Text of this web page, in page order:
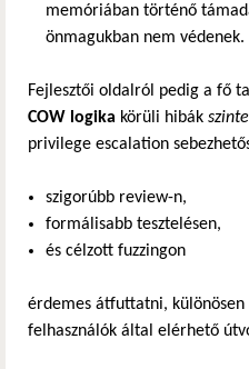
memóriában történő
önmagukban nem védenek.
Fejlesztői oldalról pedig a fő
COW logika körüli hibák
privilege escalation
szigorúbb review-n,
formálisabb tesztelésen,
és célzott fuzzingon
érdemes átfuttatni,
felhasználók által elérhető